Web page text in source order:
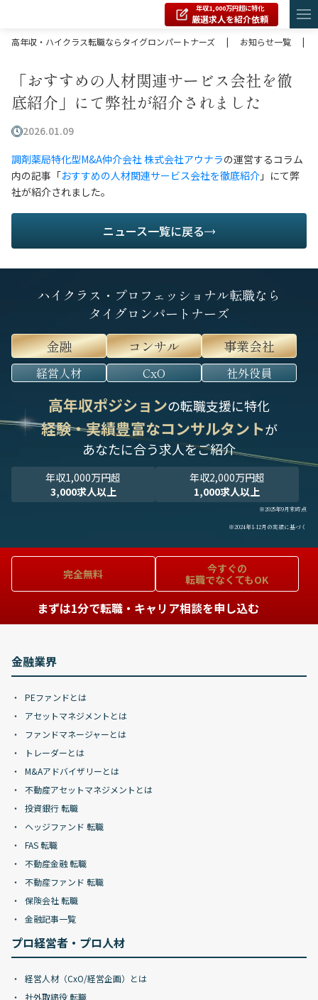
年収1,000万円超に特化
厳選求人を紹介依頼
高年収・ハイクラス転職ならタイグロンパートナーズ
| お知らせ一覧 |
「おすすめの人材関連サービス会社を徹
底紹介」にて弊社が紹介されました
2026.01.09
調剤薬局特化型M&A仲介会社 株式会社アウナラの運営するコラム
内の記事「おすすめの人材関連サービス会社を徹底紹介 」にて弊
社が紹介されました。
ニュース一覧に戻る
ハイクラス・プロフェッショナル転職なら
タイグロンパートナーズ
金融
コンサル 事業会社
経営人材 CxO 社外役員
高年収ポジションの転職支援に特化
経験・実績豊富なコンサルタントが
あなたに合う求人をご紹介
年収1,000万円超
3,000求人以上
年収2,000万円超
1,000求人以上
※2025年9月末時点
※2024年1-12月の実績に基づく
完全無料
今すぐの
転職でなくてもOK
まずは1分で転職・キャリア相談を申し込む
金融業界
PEファンドとは
アセットマネジメントとは
ファンドマネージャーとは
トレーダーとは
M&Aアドバイザリーとは
不動産アセットマネジメントとは
投資銀行 転職
ヘッジファンド 転職
FAS 転職
不動産金融 転職
不動産ファンド 転職
保険会社 転職
金融記事一覧
プロ経営者・プロ人材
経営人材（CxO/経営企画）とは
社外取締役 転職